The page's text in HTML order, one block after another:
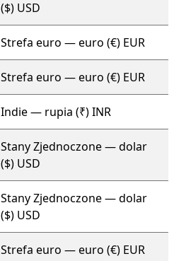
($) USD
Strefa euro — euro (€) EUR
Strefa euro — euro (€) EUR
Indie — rupia (₹) INR
Stany Zjednoczone — dolar
($) USD
Stany Zjednoczone — dolar
($) USD
Strefa euro — euro (€) EUR